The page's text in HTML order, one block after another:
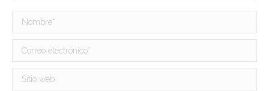
Nombre *
Correo electrónico *
Sitio web